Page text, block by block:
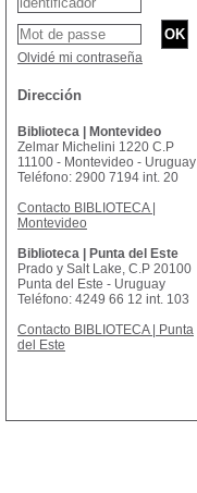
Olvidé mi contraseña
Dirección
Biblioteca | Montevideo
Zelmar Michelini 1220 C.P
11100 - Montevideo - Uruguay
Teléfono: 2900 7194 int. 20
Contacto BIBLIOTECA |
Montevideo
Biblioteca | Punta del Este
Prado y Salt Lake, C.P 20100
Punta del Este - Uruguay
Teléfono: 4249 66 12 int. 103
Contacto BIBLIOTECA | Punta
del Este